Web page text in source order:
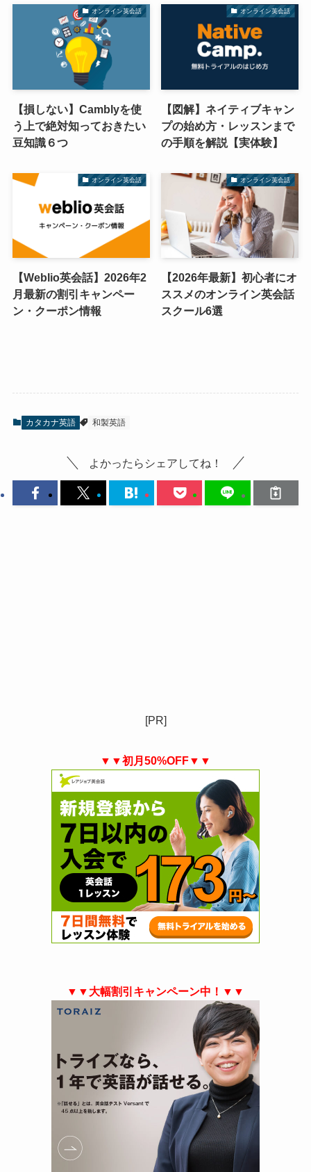
オンライン英会話
【損しない】Camblyを使
う上で絶対知っておきたい
豆知識６つ
オンライン英会話
【図解】ネイティブキャン
プの始め方・レッスンまで
の手順を解説【実体験】
オンライン英会話
【Weblio英会話】2026年2
月最新の割引キャンペー
ン・クーポン情報
オンライン英会話
【2026年最新】初心者にオ
ススメのオンライン英会話
スクール6選
カタカナ英語 和製英語
よかったらシェアしてね！
[PR]
▼▼初月50%OFF▼▼
▼▼大幅割引キャンペーン中！▼▼